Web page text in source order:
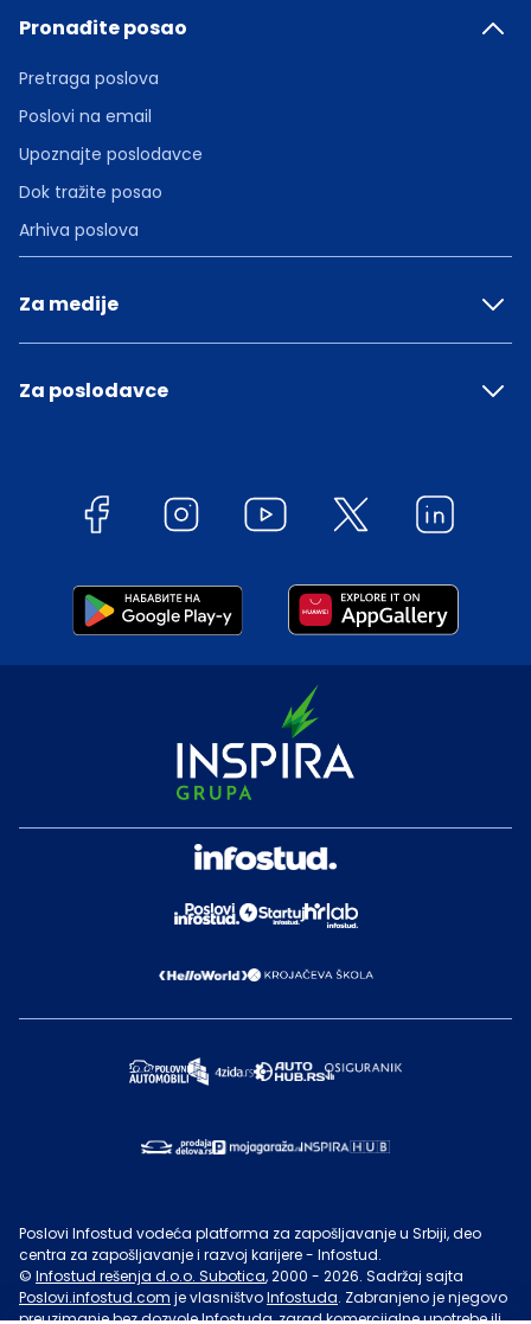
Pronađite posao
Pretraga poslova
Poslovi na email
Upoznajte poslodavce
Dok tražite posao
Arhiva poslova
Za medije
Za poslodavce
Poslovi Infostud vodeća platforma za zapošljavanje u Srbiji, deo
centra za zapošljavanje i razvoj karijere - Infostud.
© Infostud rešenja d.o.o. Subotica, 2000 - 2026. Sadržaj sajta
Poslovi.infostud.com je vlasništvoInfostuda. Zabranjeno je njegovo
preuzimanje bez dozvoleInfostuda, zarad komercijalne upotrebe ili